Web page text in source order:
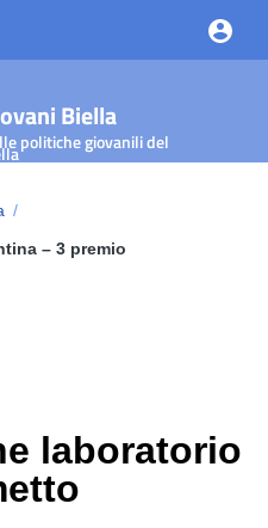
Biella
politiche giovanili del
/
– 3 premio
laboratorio